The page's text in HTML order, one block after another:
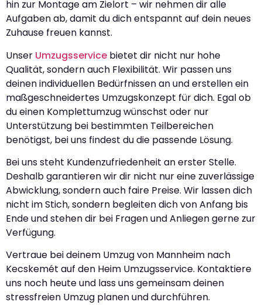
hin zur Montage am Zielort – wir nehmen dir alle
Aufgaben ab, damit du dich entspannt auf dein neues
Zuhause freuen kannst.
Unser Umzugsservice bietet dir nicht nur hohe
Qualität, sondern auch Flexibilität. Wir passen uns
deinen individuellen Bedürfnissen an und erstellen ein
maßgeschneidertes Umzugskonzept für dich. Egal ob
du einen Komplettumzug wünschst oder nur
Unterstützung bei bestimmten Teilbereichen
benötigst, bei uns findest du die passende Lösung.
Bei uns steht Kundenzufriedenheit an erster Stelle.
Deshalb garantieren wir dir nicht nur eine zuverlässige
Abwicklung, sondern auch faire Preise. Wir lassen dich
nicht im Stich, sondern begleiten dich von Anfang bis
Ende und stehen dir bei Fragen und Anliegen gerne zur
Verfügung.
Vertraue bei deinem Umzug von Mannheim nach
Kecskemét auf den Heim Umzugsservice. Kontaktiere
uns noch heute und lass uns gemeinsam deinen
stressfreien Umzug planen und durchführen.